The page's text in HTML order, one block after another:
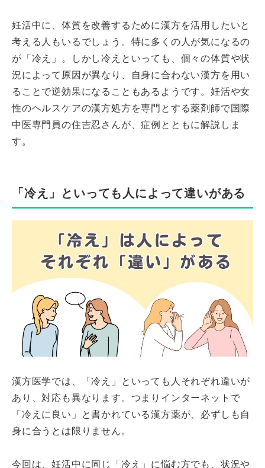
妊活中に、体質を改善するために漢方を活用したいと
考える人もいるでしょう。特に多くの人が気になるの
が「冷え」。しかし冷えといっても、個々の体質や状
況によって原因が異なり、自身に合わない漢方を用い
ることで逆効果になることもあるようです。妊活や女
性のヘルスケアの漢方処方を専門とする薬剤師で国際
中医専門員の住吉忍さんが、症例とともに解説しま
す。
「冷え」といっても人によって違いがある
漢方医学では、「冷え」といっても人それぞれ違いが
あり、対応も異なります。つまりインターネットで
「冷えに良い」と書かれている漢方薬が、必ずしも自
身に合うとは限りません。
今回は、妊活中に同じ「冷え」に悩む方でも、状況や